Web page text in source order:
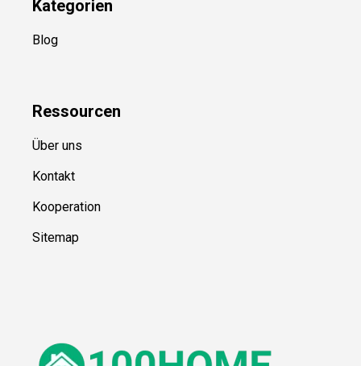
Kategorien
Blog
Ressourcen
Über uns
Kontakt
Kooperation
Sitemap